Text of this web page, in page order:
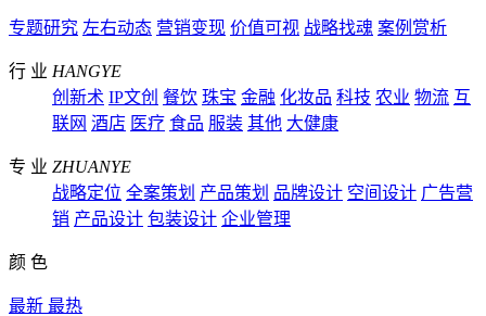
专题研究 左右动态 营销变现 价值可视 战略找魂 案例赏析
行 业 HANGYE
创新术 IP文创 餐饮 珠宝 金融 化妆品 科技 农业 物流 互
联网 酒店 医疗 食品 服装 其他 大健康
专 业 ZHUANYE
战略定位 全案策划 产品策划 品牌设计 空间设计 广告营
销 产品设计 包装设计 企业管理
颜 色
最新 最热